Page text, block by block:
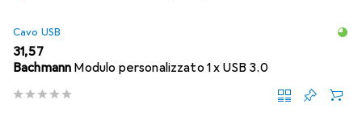
Cavo USB
EUR
31,57
Bachmann Modulo personalizzato 1 x USB 3.0